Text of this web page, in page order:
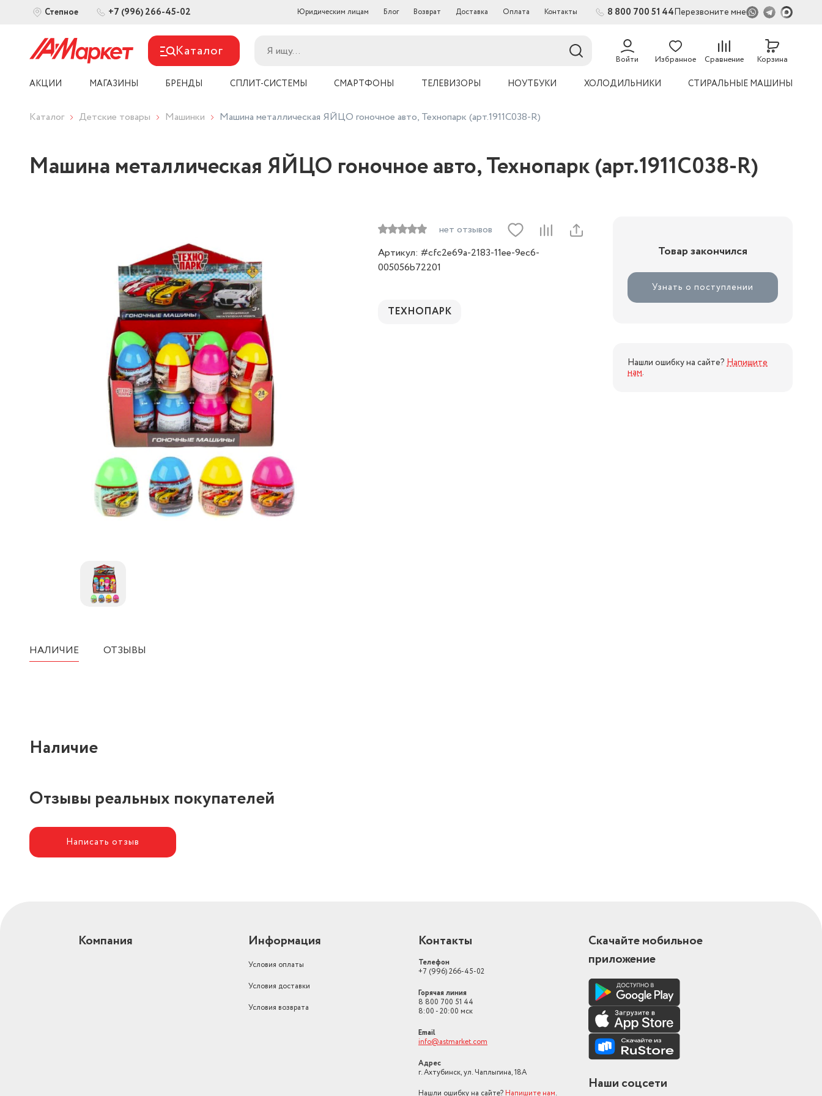
Степное +7 (996) 266-45-02 Юридическим лицам Блог Возврат Доставка Оплата Контакты 8 800 700 51 44Перезвоните мне
Каталог Войти Избранное Сравнение Корзина
АКЦИИ МАГАЗИНЫ БРЕНДЫ СПЛИТ-СИСТЕМЫ СМАРТФОНЫ ТЕЛЕВИЗОРЫ НОУТБУКИ ХОЛОДИЛЬНИКИ СТИРАЛЬНЫЕ МАШИНЫ
Каталог Детские товары Машинки Машина металлическая ЯЙЦО гоночное авто, Технопарк (арт.1911C038-R)
Машина металлическая ЯЙЦО гоночное авто, Технопарк (арт.1911C038-R)
нет отзывов
Артикул: #cfc2e69a-2183-11ee-9ec6-
005056b72201
ТЕХНОПАРК
Товар закончился
Узнать о поступлении
Нашли ошибку на сайте? Напишите
нам.
НАЛИЧИЕ ОТЗЫВЫ
Наличие
Отзывы реальных покупателей
Написать отзыв
Компания Информация
Условия оплаты
Условия доставки
Условия возврата
Контакты
Телефон
+7 (996) 266-45-02
Горячая линия
8 800 700 51 44
8:00 - 20:00 мск
Email
info@astmarket.com
Адрес
г. Ахтубинск, ул. Чаплыгина, 18А
Нашли ошибку на сайте? Напишите нам.
Скачайте мобильное
приложение
Наши соцсети